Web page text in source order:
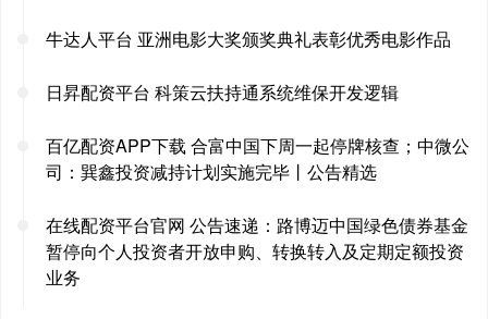
牛达人平台 亚洲电影大奖颁奖典礼表彰优秀电影作品
日昇配资平台 科策云扶持通系统维保开发逻辑
百亿配资APP下载 合富中国下周一起停牌核查；中微公
司：巽鑫投资减持计划实施完毕丨公告精选
在线配资平台官网 公告速递：路博迈中国绿色债券基金
暂停向个人投资者开放申购、转换转入及定期定额投资
业务